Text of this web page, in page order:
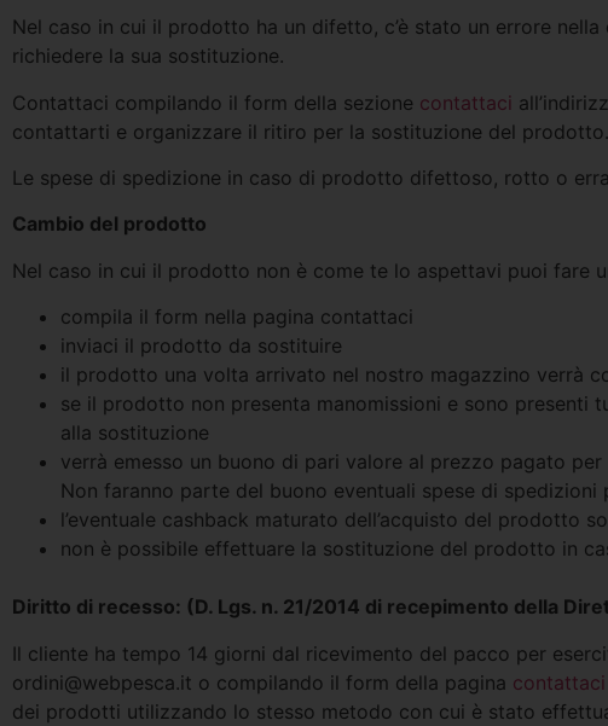
Nel caso in cui il prodotto ha un difetto, c’è stato un errore
richiedere la sua sostituzione.
Contattaci compilando il form della sezione contattaci
contattarti e organizzare il ritiro per la sostituzione del prodotto.
Le spese di spedizione in caso di prodotto difettoso, rotto o
Cambio del prodotto
Nel caso in cui il prodotto non è come te lo aspettavi puoi fare
compila il form nella pagina contattaci
inviaci il prodotto da sostituire
il prodotto una volta arrivato nel nostro magazzino verrà
se il prodotto non presenta manomissioni e sono presenti
alla sostituzione
verrà emesso un buono di pari valore al prezzo pagato
Non faranno parte del buono eventuali spese di spedizioni
l’eventuale cashback maturato dell’acquisto del prodotto
non è possibile effettuare la sostituzione del prodotto in
Diritto di recesso: (D. Lgs. n. 21/2014 di recepimento della
Il cliente ha tempo 14 giorni dal ricevimento del pacco per
ordini@webpesca.it o compilando il form della pagina contattaci
dei prodotti utilizzando lo stesso metodo con cui è stato